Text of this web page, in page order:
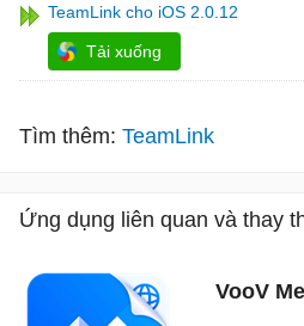
TeamLink cho iOS 2.0.12
Tải xuống
Tìm thêm: TeamLink
Ứng dụng liên quan và thay
VooV